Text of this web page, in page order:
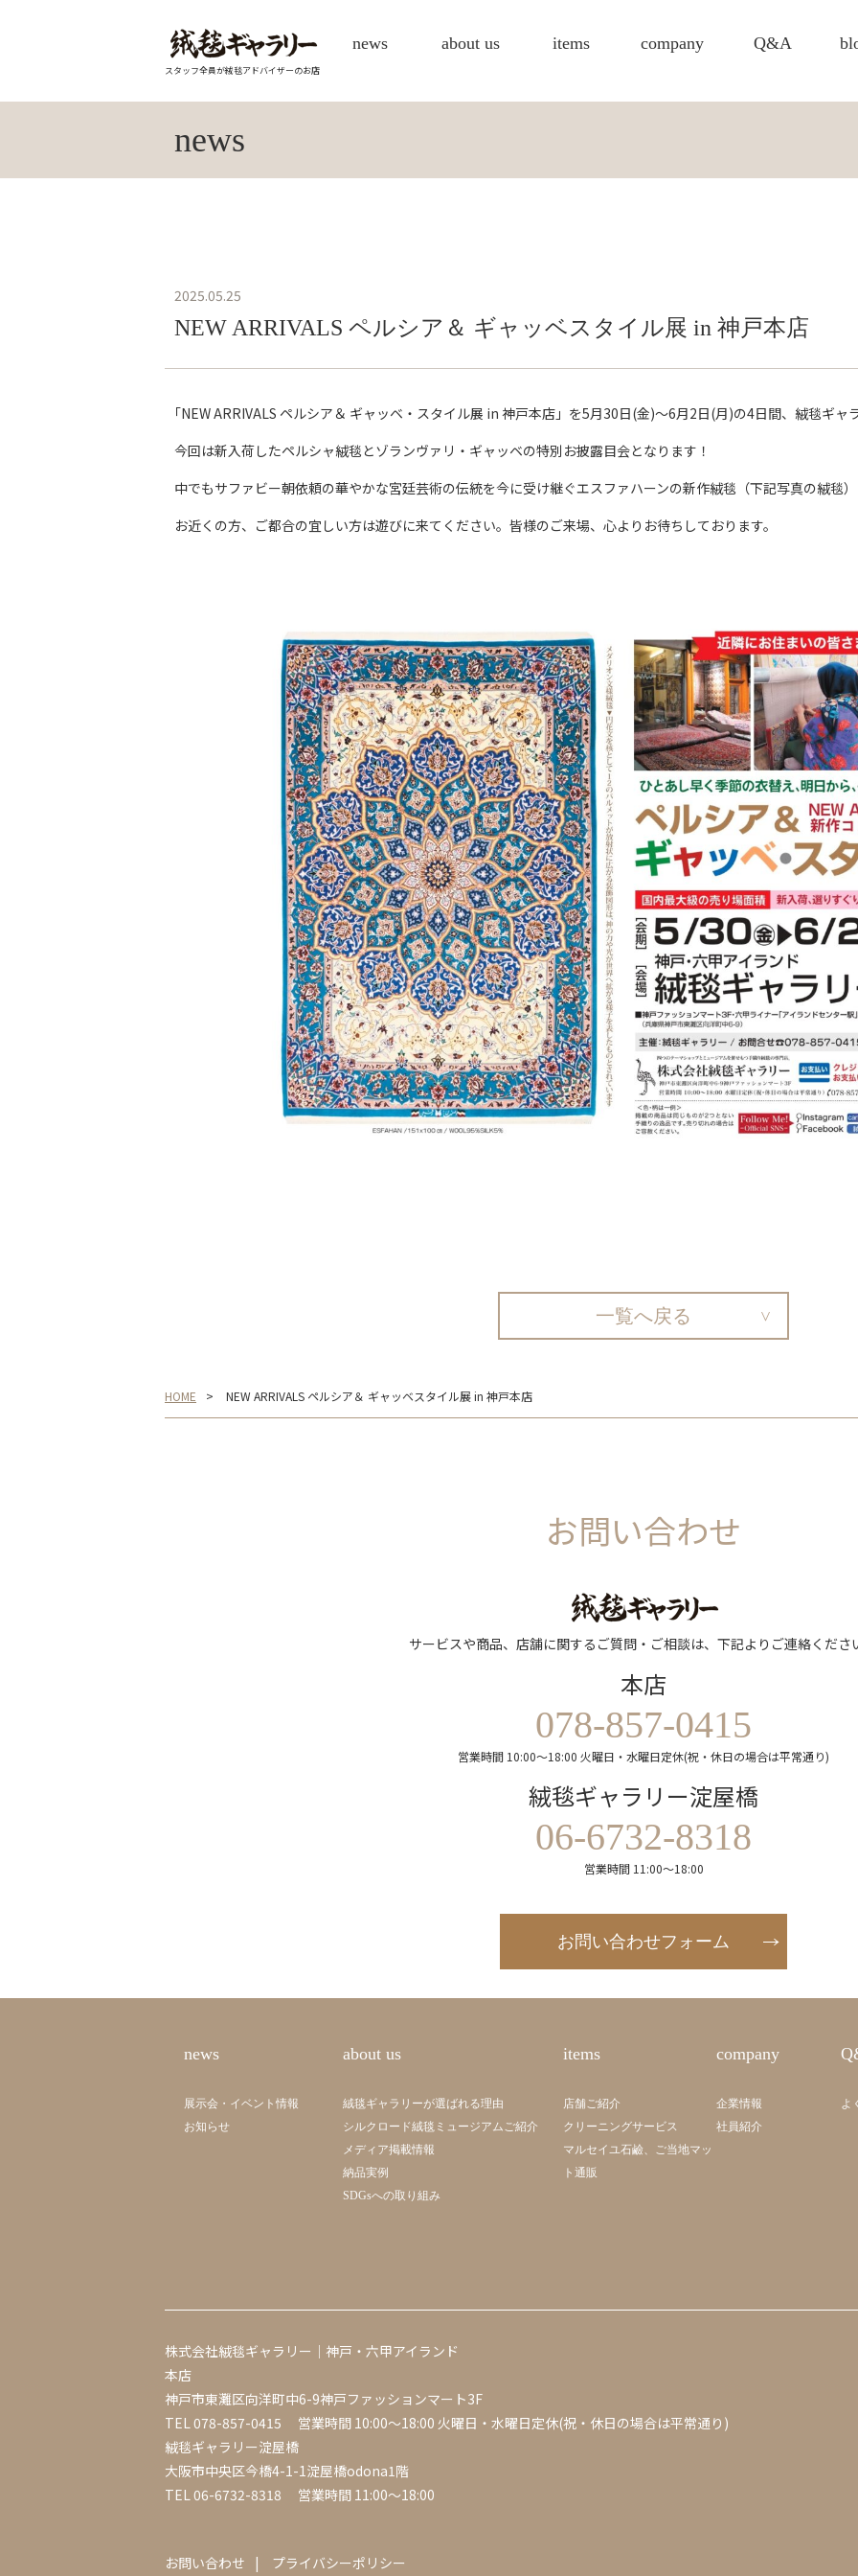
スタッフ全員が絨毯アドバイザーのお店
news about us items company Q&A
news
2025.05.25
NEW ARRIVALS ペルシア＆ ギャッベスタイル展 in 神戸本店
｢NEW ARRIVALS ペルシア＆ ギャッベ・スタイル展 in 神戸本店」を5月30日(金)～6月2日(月)の4日間、絨毯ギャ
今回は新入荷したペルシャ絨毯とゾランヴァリ・ギャッベの特別お披露目会となります！
中でもサファビー朝依頼の華やかな宮廷芸術の伝統を今に受け継ぐエスファハーンの新作絨毯（下記写真の絨毯
お近くの方、ご都合の宜しい方は遊びに来てください。皆様のご来場、心よりお待ちしております。
一覧へ戻る
HOME NEW ARRIVALS ペルシア＆ ギャッベスタイル展 in 神戸本店
お問い合わせ
サービスや商品、店舗に関するご質問・ご相談は、下記よりご連絡くださ
本店
078-857-0415
営業時間 10:00～18:00 火曜日・水曜日定休(祝・休日の場合は平常通り)
絨毯ギャラリー淀屋橋
06-6732-8318
営業時間 11:00～18:00
お問い合わせフォーム
news
展示会・イベント情報
お知らせ
about us
絨毯ギャラリーが選ばれる理由
シルクロード絨毯ミュージアムご紹介
メディア掲載情報
納品実例
SDGsへの取り組み
items
店舗ご紹介
クリーニングサービス
マルセイユ石鹼、ご当地マッ
ト通販
company
企業情報
社員紹介
よ
株式会社絨毯ギャラリー｜神戸・六甲アイランド
本店
神戸市東灘区向洋町中6-9神戸ファッションマート3F
TEL 078-857-0415 営業時間 10:00～18:00 火曜日・水曜日定休(祝・休日の場合は平常通り)
絨毯ギャラリー淀屋橋
大阪市中央区今橋4-1-1淀屋橋odona1階
TEL 06-6732-8318 営業時間 11:00～18:00
お問い合わせ プライバシーポリシー